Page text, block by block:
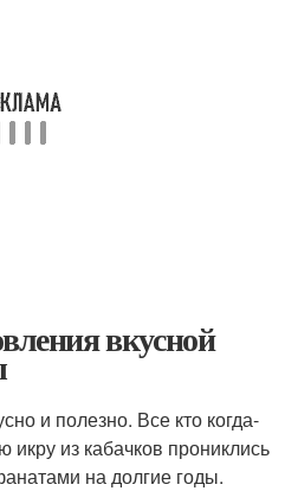
вкусной
и полезно. Все кто когда-
из кабачков прониклись
на долгие годы.